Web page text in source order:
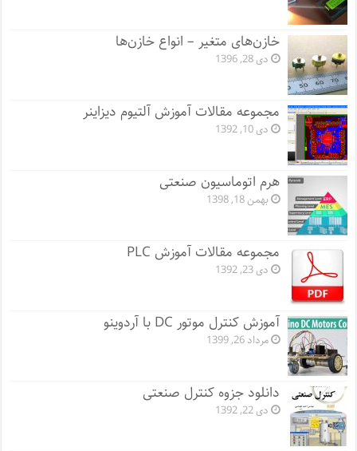
خازن‌های متغیر – انواع خازن‌ها
دی 28, 1396
مجموعه مقالات آموزش آلتیوم دیزاینر
دی 10, 1392
هرم اتوماسیون صنعتی
بهمن 18, 1398
مجموعه مقالات آموزش PLC
دی 23, 1392
آموزش کنترل موتور DC با آردوینو
مرداد 26, 1399
دانلود جزوه کنترل صنعتی
دی 22, 1392